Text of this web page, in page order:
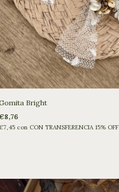
Bright
con CON TRANSFERENCIA 15% OFF